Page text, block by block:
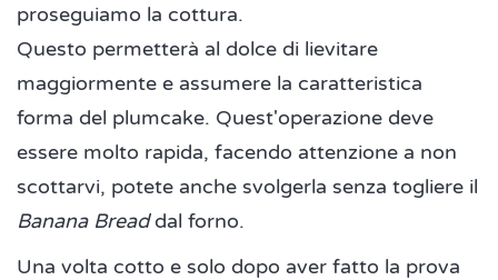
proseguiamo la cottura.
Questo permetterà al dolce di lievitare
maggiormente e assumere la caratteristica
forma del plumcake. Quest'operazione deve
essere molto rapida, facendo attenzione a non
scottarvi, potete anche svolgerla senza togliere il
Banana Breaddal forno.
Una volta cotto e solo dopo aver fatto la prova